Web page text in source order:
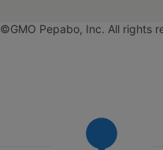
©GMO Pepabo, Inc. All rights